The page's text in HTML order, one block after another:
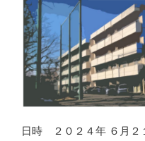
日時 ２０２４年 ６月